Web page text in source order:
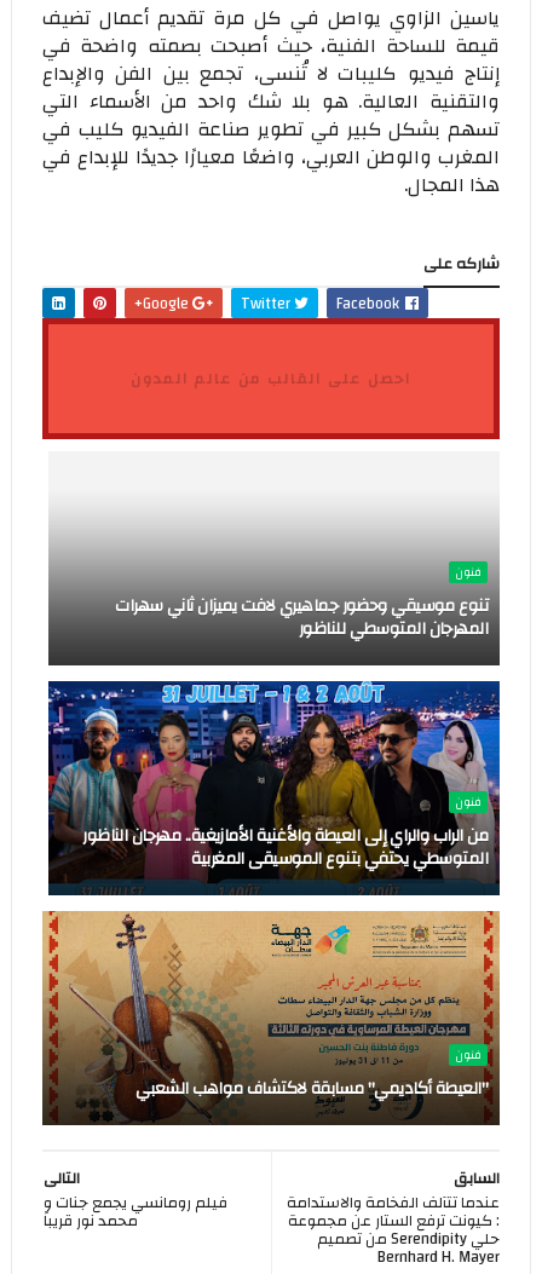
ياسين الزاوي يواصل في كل مرة تقديم أعمال تضيف
قيمة للساحة الفنية، حيث أصبحت بصمته واضحة في
إنتاج فيديو كليبات لا تُنسى، تجمع بين الفن والإبداع
والتقنية العالية. هو بلا شك واحد من الأسماء التي
تسهم بشكل كبير في تطوير صناعة الفيديو كليب في
المغرب والوطن العربي، واضعًا معيارًا جديدًا للإبداع في
هذا المجال.
شاركه على
Facebook
Twitter
احصل على القالب من عالم المدون
فنون
تنوع موسيقي وحضور جماهيري لافت يميزان ثاني سهرات
المهرجان المتوسطي للناظور
فنون
من الراب والراي إلى العيطة والأغنية الأمازيغية.. مهرجان الناظور
المتوسطي يحتفي بتنوع الموسيقى المغربية
فنون
"العيطة أكاديمي" مسابقة لاكتشاف مواهب الشعبي
التالى
فيلم رومانسي يجمع جنات و
محمد نور قريباً
السابق
عندما تتآلف الفخامة والاستدامة
: كيونت ترفع الستار عن مجموعة
حلي Serendipity من تصميم
Bernhard H. Mayer